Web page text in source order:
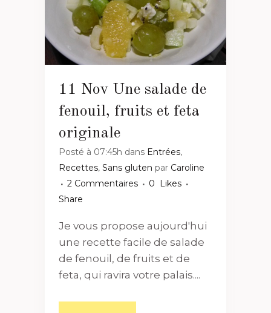
11 Nov Une salade de
fenouil, fruits et feta
originale
Posté à 07:45h dans Entrées,
Recettes, Sans gluten par Caroline
2 Commentaires
0
Likes
Share
Je vous propose aujourd'hui
une recette facile de salade
de fenouil, de fruits et de
feta, qui ravira votre palais....